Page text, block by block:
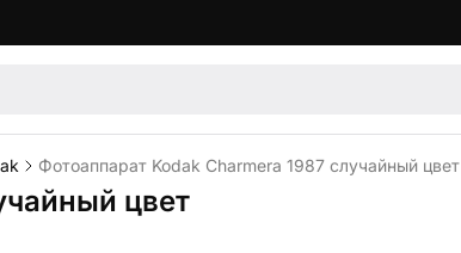
Фотоаппарат Kodak Charmera 1987 случайный цвет
цвет